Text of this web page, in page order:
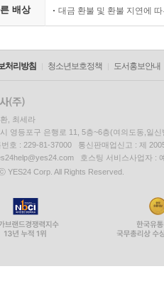
배상 대금 환불 및 환불 지연에
처리방침 청소년보호정책 도서홍보안내
, 최세라
영등포구 은행로 11, 5층~6층(여의도동,일신
번호 : 229-81-37000 통신판매업신고 : 제
호스팅 서비스사업자 :
YES24 Corp. All Rights Reserved.